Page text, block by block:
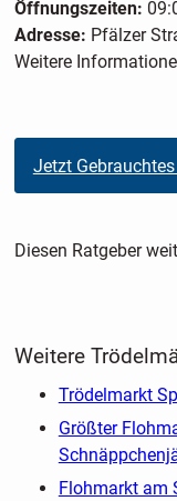
Öffnungszeiten:
Adresse: Pfälzer
Weitere
Jetzt
Diesen Ratgeber
Weitere
Trödelmarkt
Größter
Flohmarkt am